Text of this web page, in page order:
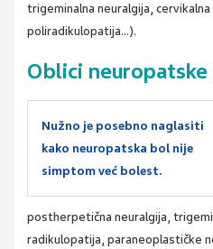
trigeminalna neuralgija, cervikalna
poliradikulopatija…).
Oblici
Nužno je posebno naglasiti
kako neuropatska bol nije
simptom već bolest.
postherpetična neuralgija,
radikulopatija, paraneoplastičke